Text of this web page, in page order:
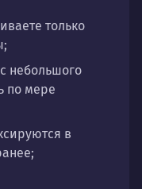
только
небольшого
по мере
в